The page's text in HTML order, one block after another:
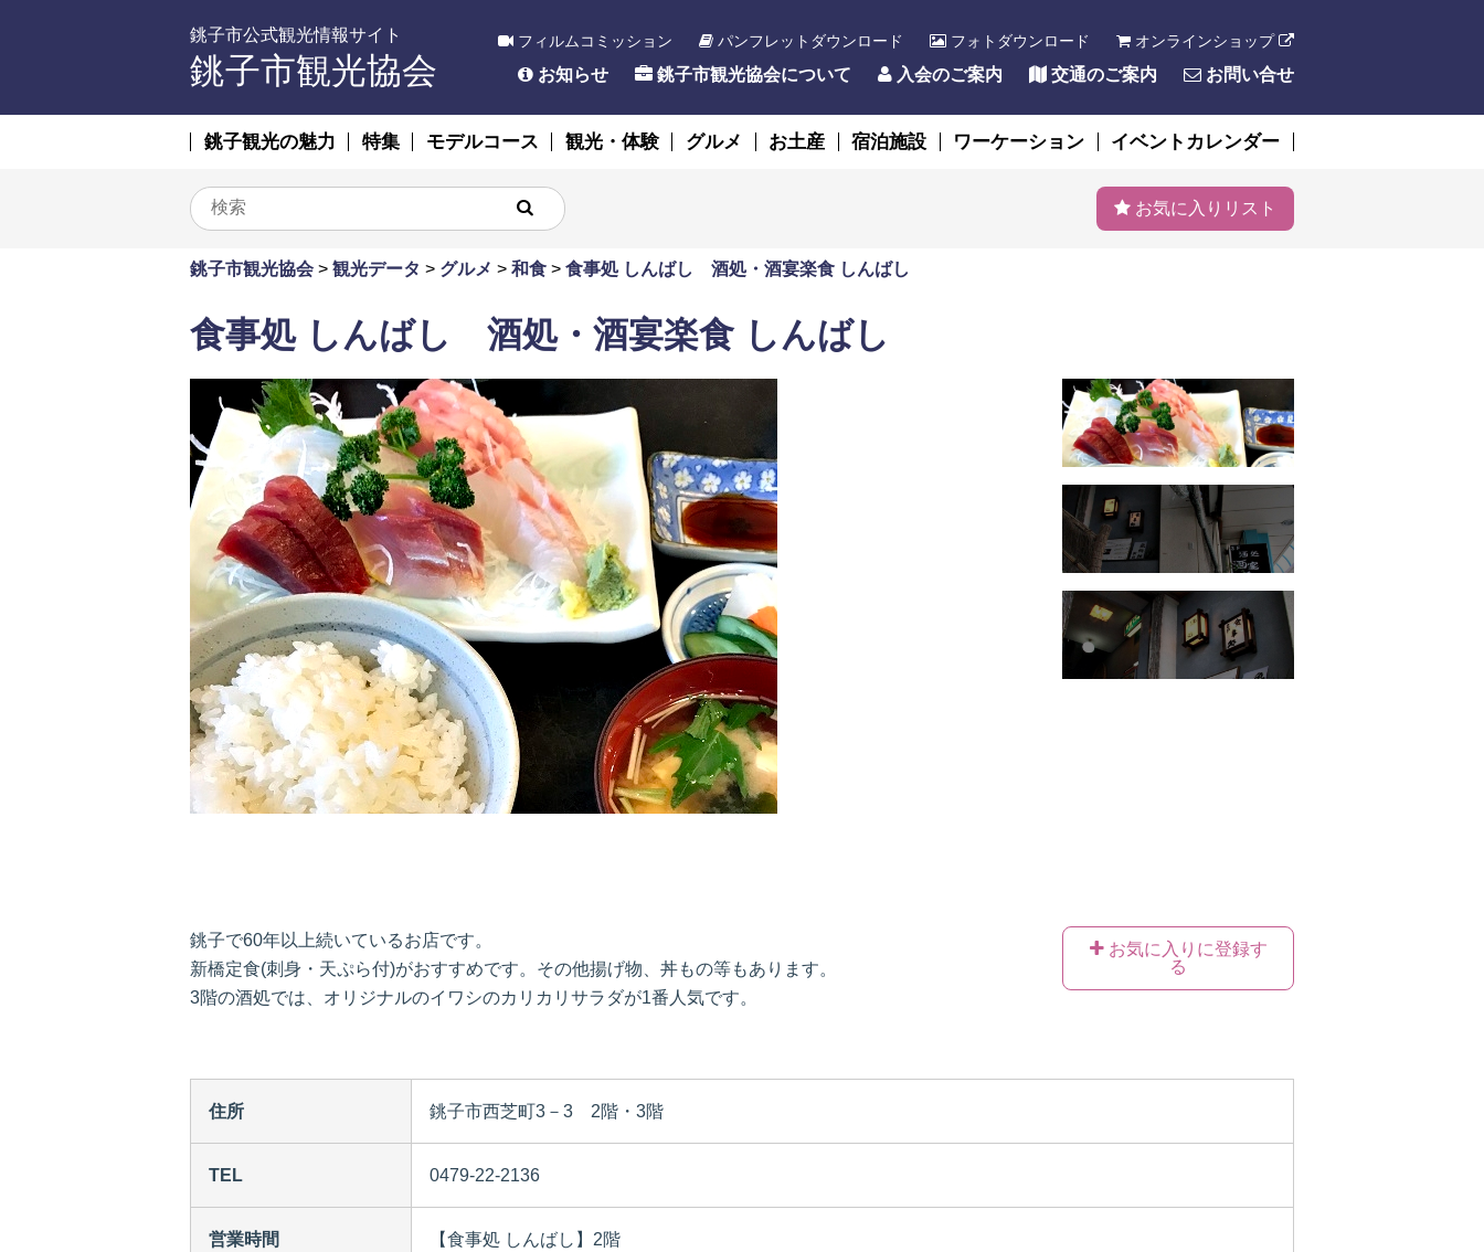
銚子市公式観光情報サイト
銚子市観光協会
フィルムコミッション パンフレットダウンロード フォトダウンロード オンラインショップ
お知らせ 銚子市観光協会について 入会のご案内 交通のご案内 お問い合せ
銚子観光の魅力 特集 モデルコース 観光・体験 グルメ お土産 宿泊施設 ワーケーション イベントカレンダー
お気に入りリスト
銚子市観光協会 > 観光データ > グルメ > 和食 > 食事処 しんばし 酒処・酒宴楽食 しんばし
食事処 しんばし 酒処・酒宴楽食 しんばし
銚子で60年以上続いているお店です。
新橋定食(刺身・天ぷら付)がおすすめです。その他揚げ物、丼もの等もあります。
3階の酒処では、オリジナルのイワシのカリカリサラダが1番人気です。
お気に入りに登録す
る
住所 銚子市西芝町3－3 2階・3階
TEL 0479-22-2136
営業時間
【食事処 しんばし】2階